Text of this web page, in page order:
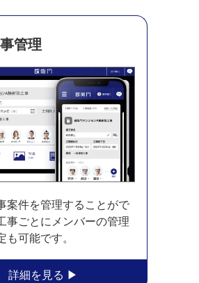
管理
案件を管理することがで
事ごとにメンバーの管理
も可能です。